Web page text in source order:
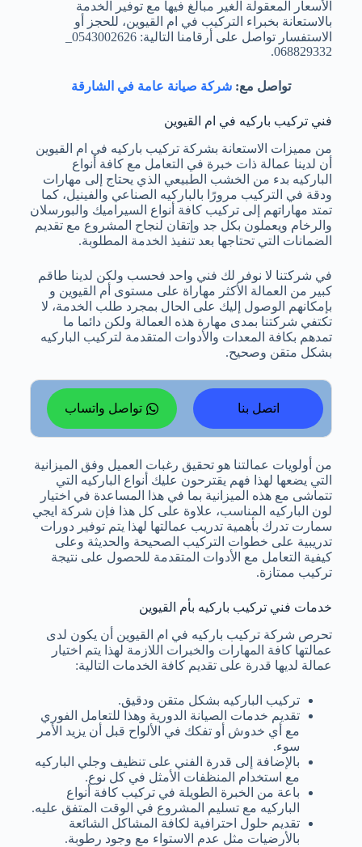
الأسعار المعقولة الغير مبالغ فيها مع توفير الخدمة
بالاستعانة بخبراء التركيب في ام القيوين، للحجز أو
الاستفسار تواصل على أرقامنا التالية: 0543002626_
068829332.
تواصل مع: شركة صيانة عامة في الشارقة
فني تركيب باركيه في ام القيوين
من مميزات الاستعانة بشركة تركيب باركيه في ام القيوين
أن لدينا عمالة ذات خبرة في التعامل مع كافة أنواع
الباركيه بدء من الخشب الطبيعي الذي يحتاج إلى مهارات
ودقة في التركيب مرورًا بالباركيه الصناعي والفينيل، كما
تمتد مهاراتهم إلى تركيب كافة أنواع السيراميك والبورسلان
والرخام ويعملون بكل جد وإتقان لنجاح المشروع مع تقديم
الضمانات التي تحتاجها بعد تنفيذ الخدمة المطلوبة.
في شركتنا لا نوفر لك فني واحد فحسب ولكن لدينا طاقم
كبير من العمالة الأكثر مهاراة على مستوى أم القيوين و
بإمكانهم الوصول إليك على الحال بمجرد طلب الخدمة، لا
تكتفي شركتنا بمدى مهارة هذه العمالة ولكن دائما ما
تمدهم بكافة المعدات والأدوات المتقدمة لتركيب الباركيه
بشكل متقن وصحيح.
اتصل بنا تواصل واتساب
من أولويات عمالتنا هو تحقيق رغبات العميل وفق الميزانية
التي يضعها لهذا فهم يقترحون عليك أنواع الباركيه التي
تتماشى مع هذه الميزانية بما في هذا المساعدة في اختيار
لون الباركيه المناسب، علاوة على كل هذا فإن شركة ايجي
سمارت تدرك بأهمية تدريب عمالتها لهذا يتم توفير دورات
تدريبية على خطوات التركيب الصحيحة والحديثة وعلى
كيفية التعامل مع الأدوات المتقدمة للحصول على نتيجة
تركيب ممتازة.
خدمات فني تركيب باركيه بأم القيوين
تحرص شركة تركيب باركيه في ام القيوين أن يكون لدى
عمالتها كافة المهارات والخبرات اللازمة لهذا يتم اختيار
عمالة لديها قدرة على تقديم كافة الخدمات التالية:
تركيب الباركيه بشكل متقن ودقيق.
تقديم خدمات الصيانة الدورية وهذا للتعامل الفوري
مع أي خدوش أو تفكك في الألواح قبل أن يزيد الأمر
سوء.
بالإضافة إلى قدرة الفني على تنظيف وجلي الباركيه
مع استخدام المنظفات الأمثل في كل نوع.
باعة من الخبرة الطويلة في تركيب كافة أنواع
الباركيه مع تسليم المشروع في الوقت المتفق عليه.
تقديم حلول احترافية لكافة المشاكل الشائعة
بالأرضيات مثل عدم الاستواء مع وجود رطوبة.